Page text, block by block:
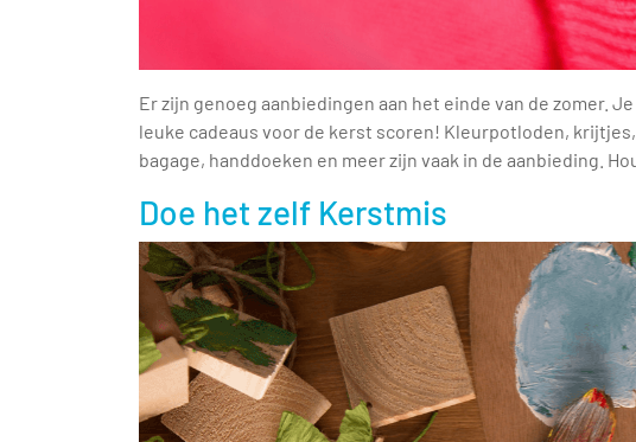
Er zijn genoeg aanbiedingen aan het einde van de zomer.
leuke cadeaus voor de kerst scoren! Kleurpotloden,
bagage, handdoeken en meer zijn vaak in de aanbieding.
Doe het zelf Kerstmis